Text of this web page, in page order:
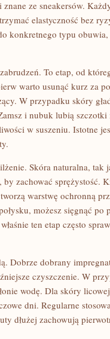
ze sneakersów.
elastyczność bez
konkretnego typu obuwia,
To etap, od
warto usunąć kurz za
W przypadku skóry
i nubuk lubią
w suszeniu. Istotne
Skóra naturalna, tak
zachować sprężystość.
warstwę ochronną
możesz sięgnąć
ten etap często
Dobrze dobrany
czyszczenie. W
wodę. Dla skóry
dni. Regularne
dłużej zachowują